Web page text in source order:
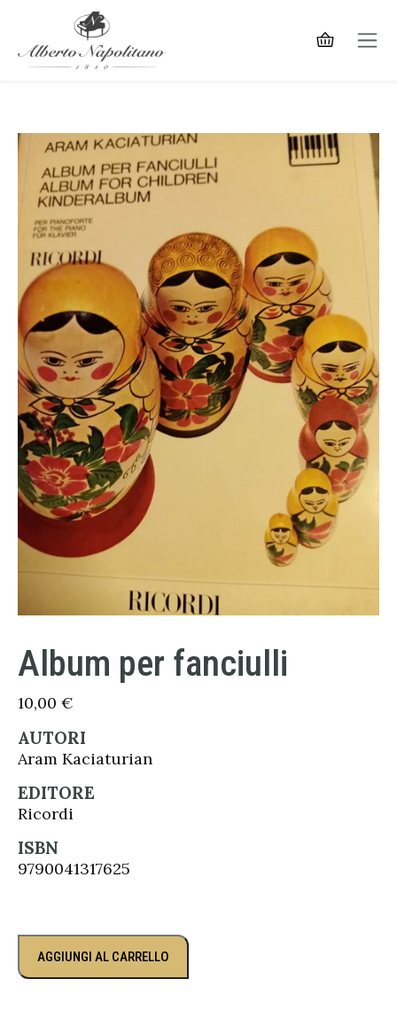
Album per fanciulli
10,00 €
AUTORI
Aram Kaciaturian
EDITORE
Ricordi
ISBN
9790041317625
AGGIUNGI AL CARRELLO